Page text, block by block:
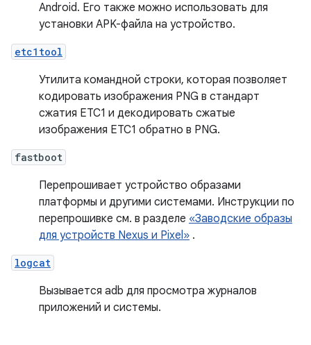
Android. Его также можно использовать для
установки APK-файла на устройство.
etc1tool
Утилита командной строки, которая позволяет
кодировать изображения PNG в стандарт
сжатия ETC1 и декодировать сжатые
изображения ETC1 обратно в PNG.
fastboot
Перепрошивает устройство образами
платформы и другими системами. Инструкции по
перепрошивке см. в разделе «Заводские образы
для устройств Nexus и Pixel» .
logcat
Вызывается adb для просмотра журналов
приложений и системы.